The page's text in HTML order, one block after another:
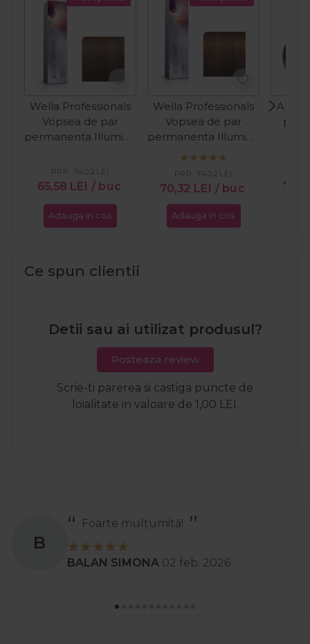
Wella Professionals
Vopsea de par
permanenta Illumina
inchis maro violet
60ml
65,58 LEI / buc
PRP: 74,02 LEI
Adauga in cos
Wella Professionals
Vopsea de par
permanenta Illumina
Color 5/7 castaniu
70,32 LEI / buc
PRP: 74,02 LEI
Adauga in cos
par
Ce spun clientii
Detii sau ai utilizat produsul?
Posteaza review
Scrie-ti parerea si castiga puncte de
loialitate in valoare de 1,00 LEI.
S
Recomand
Stanciu Aura Andreea